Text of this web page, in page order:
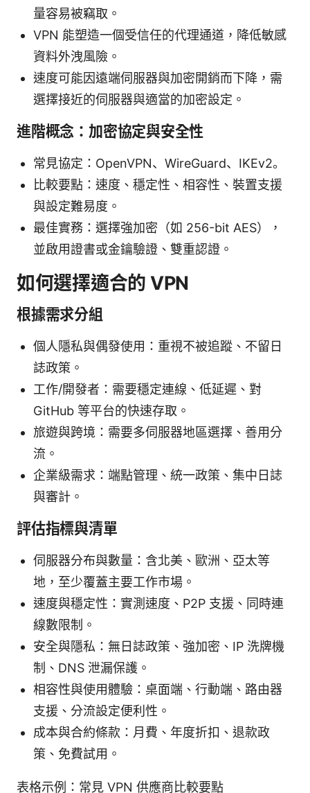
量容易被竊取。
VPN 能塑造一個受信任的代理通道，降低敏感
資料外洩風險。
速度可能因遠端伺服器與加密開銷而下降，需
選擇接近的伺服器與適當的加密設定。
進階概念：加密協定與安全性
常見協定：OpenVPN、WireGuard、IKEv2。
比較要點：速度、穩定性、相容性、裝置支援
與設定難易度。
最佳實務：選擇強加密（如 256-bit AES），
並啟用證書或金鑰驗證、雙重認證。
如何選擇適合的 VPN
根據需求分組
個人隱私與偶發使用：重視不被追蹤、不留日
誌政策。
工作/開發者：需要穩定連線、低延遲、對
GitHub 等平台的快速存取。
旅遊與跨境：需要多伺服器地區選擇、善用分
流。
企業級需求：端點管理、統一政策、集中日誌
與審計。
評估指標與清單
伺服器分布與數量：含北美、歐洲、亞太等
地，至少覆蓋主要工作市場。
速度與穩定性：實測速度、P2P 支援、同時連
線數限制。
安全與隱私：無日誌政策、強加密、IP 洗牌機
制、DNS 泄漏保護。
相容性與使用體驗：桌面端、行動端、路由器
支援、分流設定便利性。
成本與合約條款：月費、年度折扣、退款政
策、免費試用。
表格示例：常見 VPN 供應商比較要點